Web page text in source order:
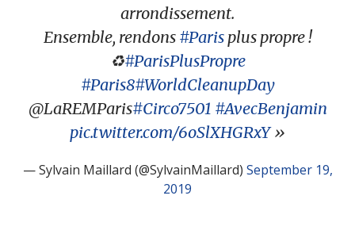
arrondissement.
Ensemble, rendons #Parisplus propre !
♻️#ParisPlusPropre
#Paris8#WorldCleanupDay
@LaREMParis#Circo7501 #AvecBenjamin
pic.twitter.com/6oSlXHGRxY
— Sylvain Maillard (@SylvainMaillard) September 19,
2019